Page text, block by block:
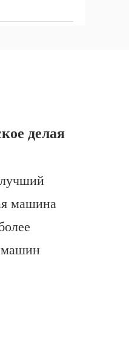
делая
лучший
машина
машин